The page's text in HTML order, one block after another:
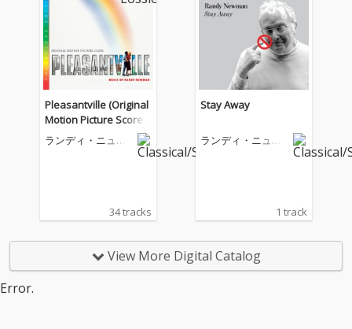
クにはグラミー賞®を1
4回受賞しているアー
ティスト、テイラー・
スウィフトとジャッ
ク・アントノフが共同
で作詞・作曲・プロデ
ュースを手掛けた新曲
「I Knew It, I Knew Yo
ル人形のジェシーの
u」は、テイラー・ス
象徴する楽曲でもあ
Pleasantville (Original
Motion Picture Score /
Deluxe Edition)
ランディ・ニュー
34 tracks
Stay Away
ランディ・ニュー
1 track
View More Digital Catalog
Error.